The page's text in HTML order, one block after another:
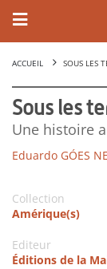
ACCUEIL SOUS LES
Sous les
Une histoire
Eduardo GÓES
Collection
Amérique(s)
Editeur
Éditions de la